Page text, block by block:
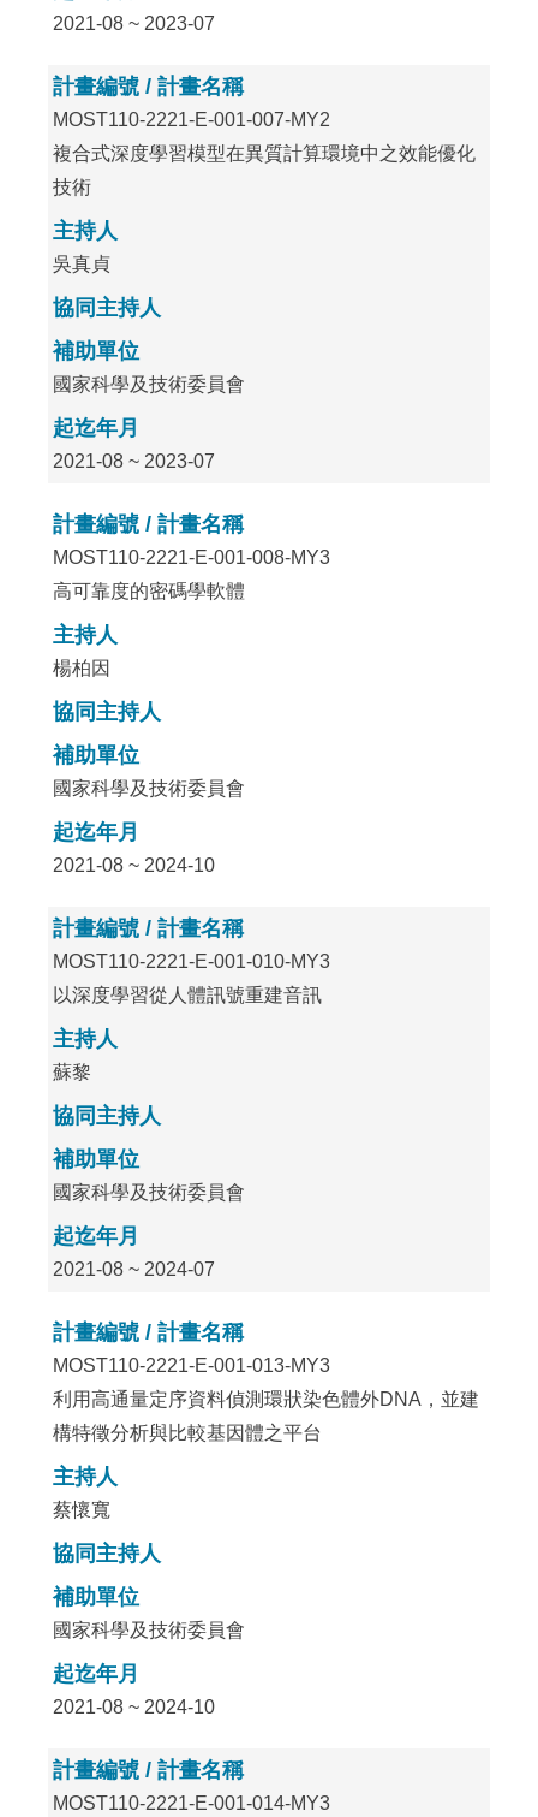
2021-08 ~ 2023-07
計畫編號 / 計畫名稱
MOST110-2221-E-001-007-MY2
複合式深度學習模型在異質計算環境中之效能優化
技術
主持人
吳真貞
協同主持人
補助單位
國家科學及技術委員會
起迄年月
2021-08 ~ 2023-07
計畫編號 / 計畫名稱
MOST110-2221-E-001-008-MY3
高可靠度的密碼學軟體
主持人
楊柏因
協同主持人
補助單位
國家科學及技術委員會
起迄年月
2021-08 ~ 2024-10
計畫編號 / 計畫名稱
MOST110-2221-E-001-010-MY3
以深度學習從人體訊號重建音訊
主持人
蘇黎
協同主持人
補助單位
國家科學及技術委員會
起迄年月
2021-08 ~ 2024-07
計畫編號 / 計畫名稱
MOST110-2221-E-001-013-MY3
利用高通量定序資料偵測環狀染色體外DNA，並建
構特徵分析與比較基因體之平台
主持人
蔡懷寬
協同主持人
補助單位
國家科學及技術委員會
起迄年月
2021-08 ~ 2024-10
計畫編號 / 計畫名稱
MOST110-2221-E-001-014-MY3